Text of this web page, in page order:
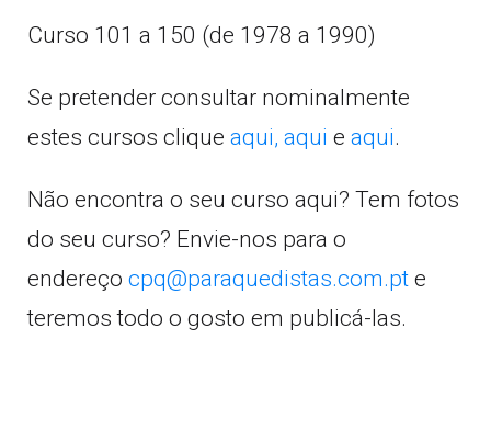
Curso 101 a 150 (de 1978 a 1990)
Se pretender consultar nominalmente
estes cursos clique aqui, aqui e aqui.
Não encontra o seu curso aqui? Tem fotos
do seu curso? Envie-nos para o
endereço cpq@paraquedistas.com.pt e
teremos todo o gosto em publicá-las.